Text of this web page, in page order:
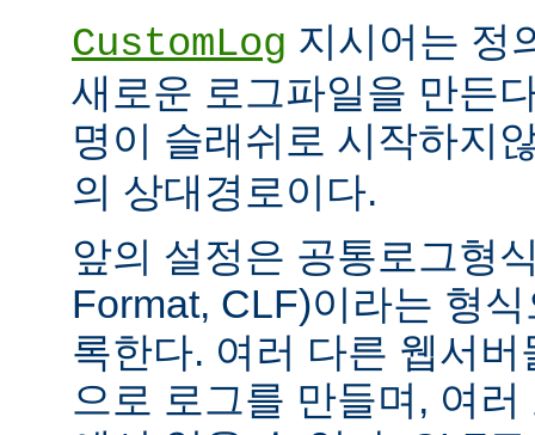
CustomLog 지시어는 정
새로운 로그파일을 만든
명이 슬래쉬로 시작하지
의 상대경로이다.
앞의 설정은 공통로그형
Format, CLF)이라는 형
록한다. 여러 다른 웹서
으로 로그를 만들며, 여